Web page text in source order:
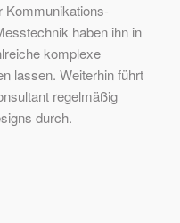
Kommunikations-
haben ihn in
komplexe
lassen. Weiterhin führt
regelmäßig
durch.